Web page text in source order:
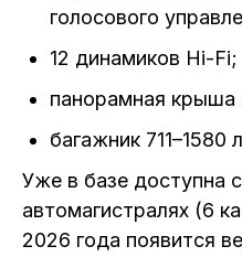
голосового
12 динамиков Hi-Fi;
панорамная
багажник 711–1580
Уже в базе доступна
автомагистралях (6
2026 года появится